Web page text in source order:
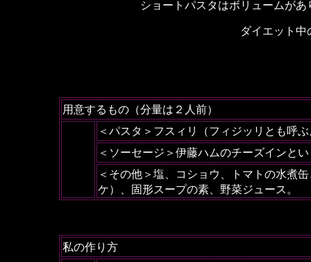
ショートパスタはボリュームが
ダイエット
用意するもの（分量は２人前）
＜パスタ＞フスィリ（フィジッリとも呼
＜ソーセージ＞伊藤ハムのチーズインと
＜その他＞ 塩、コショウ、トマトの水煮
ケ）、固形スープの素、野菜ジュース。
私の作り方